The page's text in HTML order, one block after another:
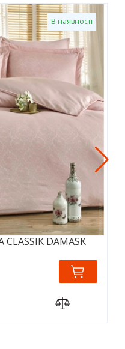
В наявності
CLASSIK DAMASK